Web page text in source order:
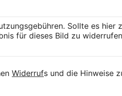
Sollte es
für dieses Bild zu
Widerrufs und die Hinweise